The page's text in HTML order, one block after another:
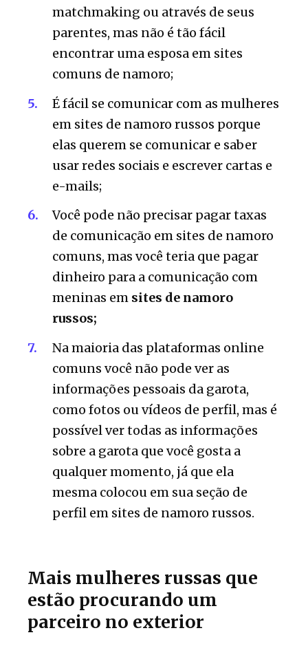
matchmaking ou através de seus
parentes, mas não é tão fácil
encontrar uma esposa em sites
comuns de namoro;
É fácil se comunicar com as mulheres
em sites de namoro russos porque
elas querem se comunicar e saber
usar redes sociais e escrever cartas e
e-mails;
Você pode não precisar pagar taxas
de comunicação em sites de namoro
comuns, mas você teria que pagar
dinheiro para a comunicação com
meninas em sites de namoro
russos;
Na maioria das plataformas online
comuns você não pode ver as
informações pessoais da garota,
como fotos ou vídeos de perfil, mas é
possível ver todas as informações
sobre a garota que você gosta a
qualquer momento, já que ela
mesma colocou em sua seção de
perfil em sites de namoro russos.
Mais mulheres russas que
estão procurando um
parceiro no exterior